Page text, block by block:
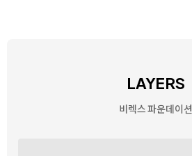
LAYERS
비렉스 파운데이션